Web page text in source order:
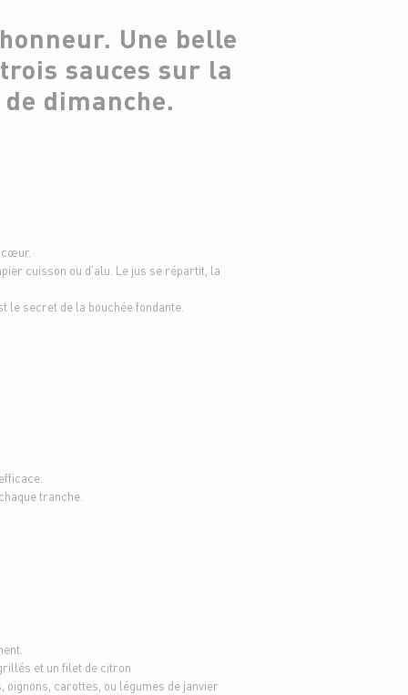
Une belle
sauces sur la
dimanche.
cœur.
cuisson ou d’alu. Le jus se répartit, la
le secret de la bouchée fondante.
tranche.
et un filet de citron
carottes, ou légumes de janvier